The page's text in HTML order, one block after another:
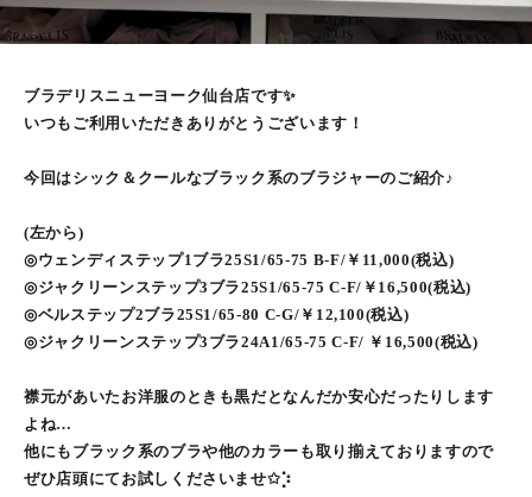
ブラデリスニューヨーク仙台店です✨
いつもご利用いただきありがとうございます！
今回はシック＆クールなブラック系のブラジャーのご紹介♪
(左から)
◎ウェンディステップ1ブラ25S1/65-75 B-F/￥11,000(税込)
◎ジャクリーンステップ3ブラ25S1/65-75 C-F/￥16,500(税込)
◎ベルステップ2ブラ25S1/65-80 C-G/￥12,100(税込)
◎ジャクリーンステップ3ブラ24A1/65-75 C-F/ ￥16,500(税込)
襟元があいたお洋服のときも黒だとなんだか安心だったりします
よね…
他にもブラック系のブラや他のカラーも取り揃えておりますので
ぜひ店頭にてお試しくださいませ✩⡱